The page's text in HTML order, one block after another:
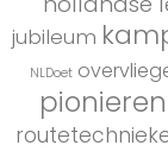
jubileum
NLDoet
pionieren